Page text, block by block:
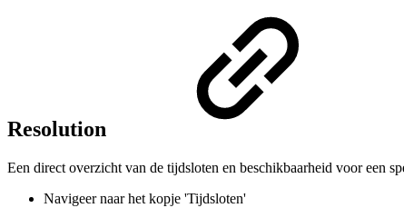
Resolution
Een direct overzicht van de tijdsloten en beschikbaarheid voor een
Navigeer naar het kopje 'Tijdsloten'